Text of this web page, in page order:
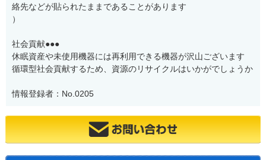
絡先などが貼られたままであることがあります
）
社会貢献●●●
休眠資産や未使用機器には再利用できる機器が沢山ございます
循環型社会貢献するため、資源のリサイクルはいかがでしょうか
情報登録者：No.0205